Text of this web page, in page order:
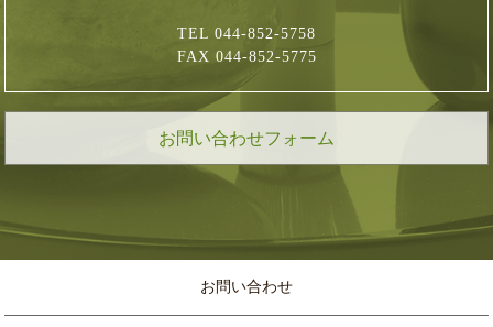
TEL 044-852-5758
FAX 044-852-5775
お問い合わせフォーム
お問い合わせ